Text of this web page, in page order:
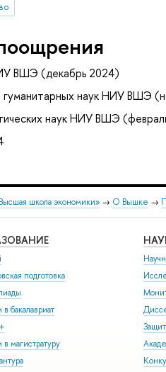
ВШЭ (декабрь 2024)
гуманитарных наук НИУ ВШЭ
наук НИУ ВШЭ
школа экономики» → О Вышке →
подготовка
бакалавриат
магистратуру